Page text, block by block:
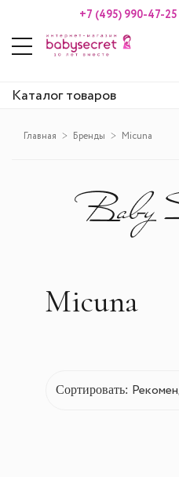
+7 (495) 990-47-25
Каталог товаров
Главная Бренды Micuna
Micuna
Сортировать: